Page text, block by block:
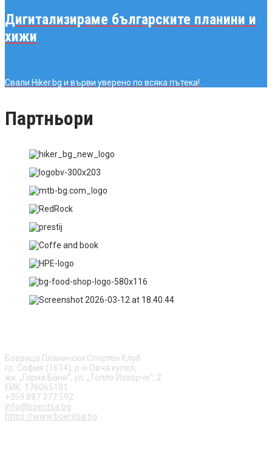
Дигитализираме българските планини и
хижи
Свали Hiker.bg и върви уверено по всяка пътека!.
Партньори
Боерица Планински Спортен Клуб
гр. София (1614), р-н Овча купел,
жк. „Горна Баня“, ул. „Топло Изворче“, 2
ЕИК: 176065181
+359 887 377 592
info@boeritsa.bg
https://www.boeritsa.bg